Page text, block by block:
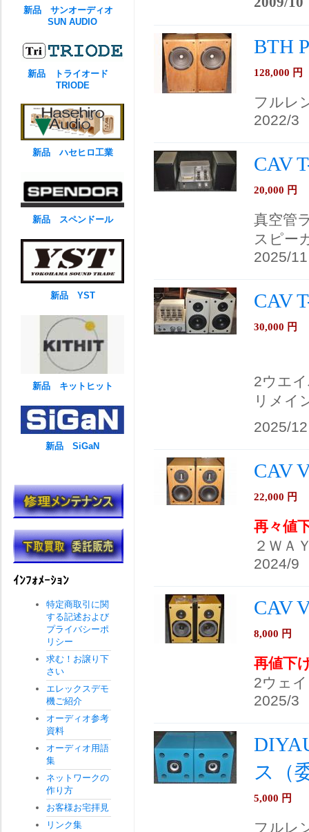
BTH
128,000 円
フルレ
2022/3
CAV
20,000 円
真空管
スピー
2025/11
CAV
30,000 円
2ウエ
リメイ
2025/12
CAV
22,000 円
再々値
２ＷＡ
2024/9
CAV
8,000 円
再値下
2ウェ
2025/3
ス（
5,000 円
フルレ
新品 サンオーディオ
SUN AUDIO
新品 トライオード
TRIODE
新品 ハセヒロ工業
新品 スペンドール
新品 YST
新品 キットヒット
新品 SiGaN
ｲﾝﾌｫﾒｰｼｮﾝ
特定商取引に関
する記述および
プライバシーポ
リシー
求む！お譲り下
さい
エレックスデモ
機ご紹介
オーディオ参考
資料
オーディオ用語
集
ネットワークの
作り方
お客様お宅拝見
リンク集